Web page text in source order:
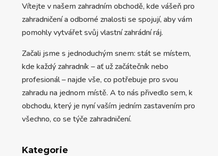
Vítejte v našem zahradním obchodě, kde vášeň pro
zahradničení a odborné znalosti se spojují, aby vám
pomohly vytvářet svůj vlastní zahrádní ráj.
Začali jsme s jednoduchým snem: stát se místem,
kde každý zahradník – ať už začátečník nebo
profesionál – najde vše, co potřebuje pro svou
zahradu na jednom místě. A to nás přivedlo sem, k
obchodu, který je nyní vaším jedním zastavením pro
všechno, co se týče zahradničení.
Kategorie